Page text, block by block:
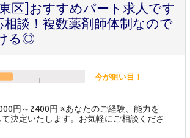
区]おすすめパート求人です
相談！複数薬剤師体制なので
る◎
今が狙い目！
円～2400円 ※あなたのご経験、能力を
決定いたします。お気軽にご相談くださ